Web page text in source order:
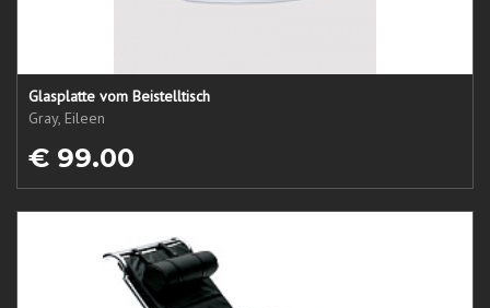
Glasplatte vom Beistelltisch
Gray, Eileen
€ 99.00